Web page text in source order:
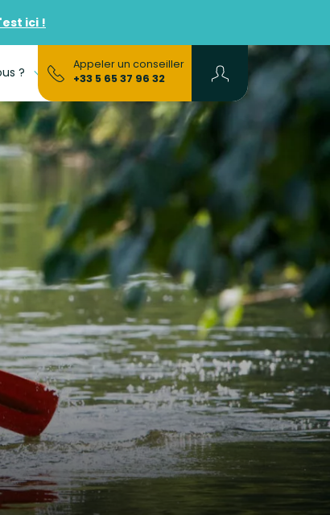
ici !
? FAQs
Appeler un conseiller
+33 5 65 37 96 32